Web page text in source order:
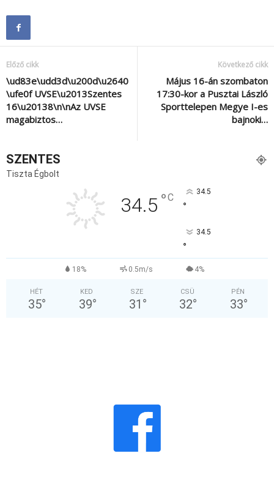
Előző cikk
\ud83e\udd3d\u200d\u2640
\ufe0f UVSE\u2013Szentes
16\u20138\n\nAz UVSE
magabiztos…
Következő cikk
Május 16-án szombaton
17:30-kor a Pusztai László
Sporttelepen Megye I-es
bajnoki…
SZENTES
Tiszta Égbolt
34.5 °C 34.5
°
34.5
°
18% 0.5m/s 4%
HÉT
35°
KED
39°
SZE
31 °
CSÜ
32°
PÉN
33°